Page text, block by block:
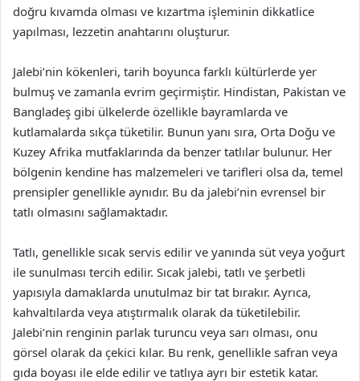
doğru kıvamda olması ve kızartma işleminin dikkatlice
yapılması, lezzetin anahtarını oluşturur.
Jalebi’nin kökenleri, tarih boyunca farklı kültürlerde yer
bulmuş ve zamanla evrim geçirmiştir. Hindistan, Pakistan ve
Bangladeş gibi ülkelerde özellikle bayramlarda ve
kutlamalarda sıkça tüketilir. Bunun yanı sıra, Orta Doğu ve
Kuzey Afrika mutfaklarında da benzer tatlılar bulunur. Her
bölgenin kendine has malzemeleri ve tarifleri olsa da, temel
prensipler genellikle aynıdır. Bu da jalebi’nin evrensel bir
tatlı olmasını sağlamaktadır.
Tatlı, genellikle sıcak servis edilir ve yanında süt veya yoğurt
ile sunulması tercih edilir. Sıcak jalebi, tatlı ve şerbetli
yapısıyla damaklarda unutulmaz bir tat bırakır. Ayrıca,
kahvaltılarda veya atıştırmalık olarak da tüketilebilir.
Jalebi’nin renginin parlak turuncu veya sarı olması, onu
görsel olarak da çekici kılar. Bu renk, genellikle safran veya
gıda boyası ile elde edilir ve tatlıya ayrı bir estetik katar.